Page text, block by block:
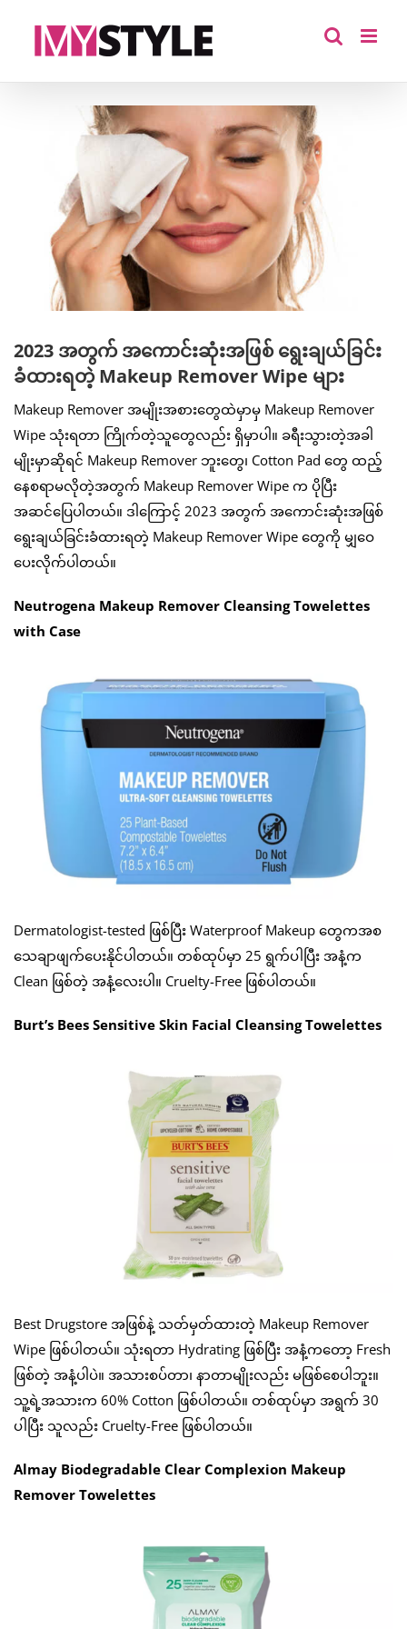
2023 အတွက် အကောင်းဆုံးအဖြစ် ရွေးချယ်ခြင်း
ခံထားရတဲ့ Makeup Remover Wipe များ
Makeup Remover အမျိုးအစားတွေထဲမှာမှ Makeup Remover
Wipe သုံးရတာ ကြိုက်တဲ့သူတွေလည်း ရှိမှာပါ။ ခရီးသွားတဲ့အခါ
မျိုးမှာဆိုရင် Makeup Remover ဘူးတွေ၊ Cotton Pad တွေ ထည့်
နေစရာမလိုတဲ့အတွက် Makeup Remover Wipe က ပိုပြီး
အဆင်ပြေပါတယ်။ ဒါကြောင့် 2023 အတွက် အကောင်းဆုံးအဖြစ်
ရွေးချယ်ခြင်းခံထားရတဲ့ Makeup Remover Wipe တွေကို မျှဝေ
ပေးလိုက်ပါတယ်။
Neutrogena Makeup Remover Cleansing Towelettes
with Case
Dermatologist-tested ဖြစ်ပြီး Waterproof Makeup တွေကအစ
သေချာဖျက်ပေးနိုင်ပါတယ်။ တစ်ထုပ်မှာ 25 ရွက်ပါပြီး အနံ့က
Clean ဖြစ်တဲ့ အနံ့လေးပါ။ Cruelty-Free ဖြစ်ပါတယ်။
Burt’s Bees Sensitive Skin Facial Cleansing Towelettes
Best Drugstore အဖြစ်နဲ့ သတ်မှတ်ထားတဲ့ Makeup Remover
Wipe ဖြစ်ပါတယ်။ သုံးရတာ Hydrating ဖြစ်ပြီး အနံ့ကတော့ Fresh
ဖြစ်တဲ့ အနံ့ပါပဲ။ အသားစပ်တာ၊ နာတာမျိုးလည်း မဖြစ်စေပါဘူး။
သူ့ရဲ့အသားက 60% Cotton ဖြစ်ပါတယ်။ တစ်ထုပ်မှာ အရွက် 30
ပါပြီး သူလည်း Cruelty-Free ဖြစ်ပါတယ်။
Almay Biodegradable Clear Complexion Makeup
Remover Towelettes